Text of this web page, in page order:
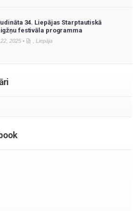
34. Liepājas Starptautiskā
festivāla programma
2025 • Liepāja